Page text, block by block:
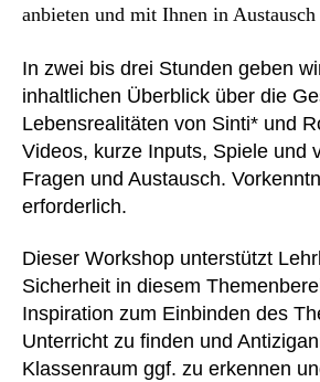
anbieten und mit Ihnen in
In zwei bis drei Stunden geben
inhaltlichen Überblick über die
Lebensrealitäten von Sinti* und
Videos, kurze Inputs, Spiele und
Fragen und Austausch.
erforderlich.
Dieser Workshop unterstützt
Sicherheit in diesem
Inspiration zum Einbinden des
Unterricht zu finden und
Klassenraum ggf. zu erkennen